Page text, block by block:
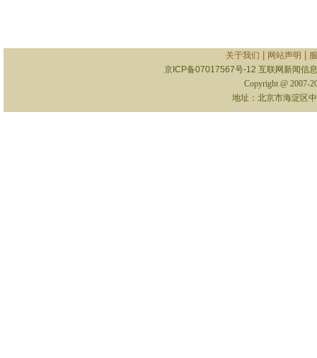
关于我们 网站声明
京ICP备07017567号-12 互联网新闻信
Copyright @ 2007-
地址：北京市海淀区